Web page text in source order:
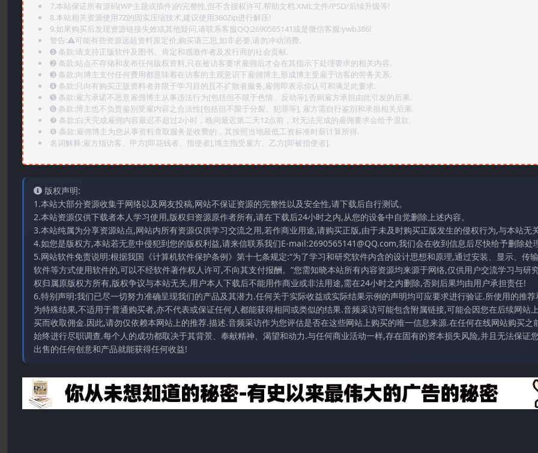
7.本站保证所有源码(WP主题或插件)的完整性,但不含授权许可.帮助文档.XML文件/PSD/后续升级等!
8.本站相关资源使用7Z的固实压缩技术,建议使用360Zip进行解压!
9.如果购买后发现资源链接失效或其他疑问,请联系客服QQ:2690565141或是微信客服:ywb386!
警告:⚠️可能有些资源远超资料原定价,购买请三思,如非必要,请勿冲动消费.
➊️ 条款:请支持正版软件及图书。肯定和感激作者及发行商的社会贡献.
➋️ 条款:站点不存储和发布任何版权资料,只在被访客要求雇佣后才会在其指示下处理要求的相关内容.
➌️ 条款:向博主支付任何费用都意味着在访客的主观意识下雇佣博主,形成博主受雇于访客的劳务关系.
➍️ 条款:只向有购买正版资料者并限于学习目的且不扩散者服务,雇佣即表示你认可和满足此要求.
➎ 条款:雇方承诺不恶意雇佣博主从事违法行为[包括但不限于色情、反动等],否则雇方承担由此引发的后果.
➏️ 条款:博主也不负责鉴别受雇内容之合法性[包括但不限于分裂、犯罪等], 雇方需自行鉴别和承担相关后果.
❼ 条款:白天完成雇佣内容最迟不超过2小时，晚间最迟第二天12点前，对无法完成的雇佣要求会给予退款.
❽ 条款:雇佣博主为您从事资料查取服务是收费的，其按照当地最低工资标准时薪计算所得.
名词解释:雇方指访客、甲方[即花钱者、指使者],博主指受雇方、乙方[即被指使者].
版权声明:
1.本站大部分资源收集于网络以及网友投稿,网站不保证资源的完整性以及安全性,请下载后自行测试。
2.本站资源仅供下载者本人学习使用,版权归资源原作者所有,请在下载后24小时之内,从您的设备中自觉删除上述内容。
3.本站纯属为分享资源站点,网站内所有资源仅供学习交流之用,若作商业用途,请购买正版,由于未及时购买正版发生的侵权行为,与本站无
4.如您是版权方,本站若无意中侵犯到您的版权利益,请来信联系我们E-mail:2690565141@QQ.com,我们会在收到信息后尽快给予删除处
5.网站软件免责说明:根据我国《计算机软件保护条例》第十七条规定:“为了学习和研究软件内含的设计思想和原理,通过安装、显示、传
软件等方式使用软件的,可以不经软件著作权人许可,不向其支付报酬。”您需知晓本站所有内容资源均来源于网络,仅供用户交流学习与研
权归属原版权方所有,版权争议与本站无关,用户本人下载后不能用作商业或非法用途,需在24小时之内删除,否则后果均由用户承担责任!
6.特别声明:我们已尽一切努力准确呈现我们的产品及其潜力.任何关于实际收益或实际结果示例的声明均可应要求进行验证.所使用的推
为特殊结果,不适用于普通购买者,亦不代表或保证任何人都能获得相同或类似的结果.音频采访可能包含附属链接,可能会因您在后续网站
买而收取佣金.因此,请勿仅依赖本网站上的推荐.描述.音频采访作为您评估是否在这些网站上购买的唯一信息来源.在任何在线网站购买之
始终进行尽职调查.每个人的成功都取决于其背景、奉献精神、渴望和动力.与任何商业活动一样,存在固有的资本损失风险,并且无法保证
出售的任何创意和产品就能获得任何收益!